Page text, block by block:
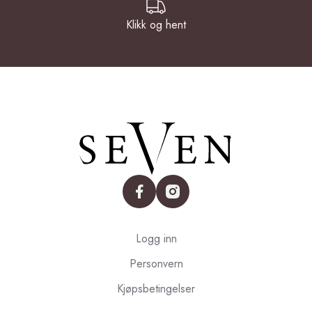
Klikk og hent
facebookinstagram
Logg inn
Personvern
Kjøpsbetingelser